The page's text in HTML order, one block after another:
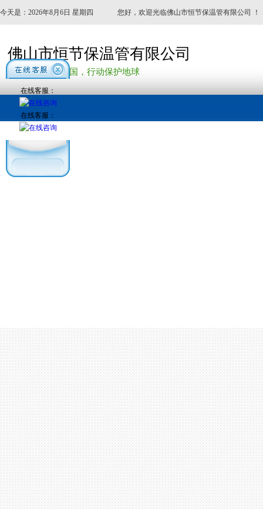
今天是：2026年8月6日 星期四 您好，欢迎光临佛山市恒节保温管有限公司 ！
佛山市恒节保温管有限公司
——节能产业报国，行动保护地球
在线客服：
在线客服：